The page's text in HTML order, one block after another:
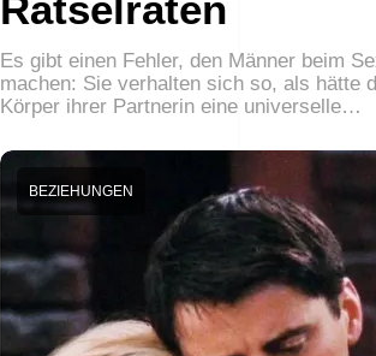
Es gibt einen Fehler, den Männer beim
machen: Sie verhalten sich so, als hätte
Körper ihrer Partnerin eine universelle…
BEZIEHUNGEN